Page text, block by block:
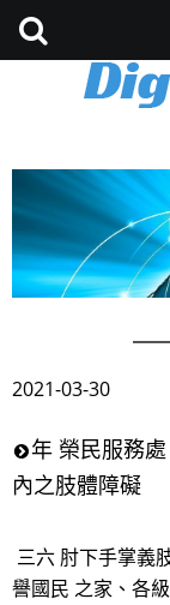
2021-03-30
年 榮民服務
內之肢體障礙
三六 肘下手掌義
譽國民 之家、各